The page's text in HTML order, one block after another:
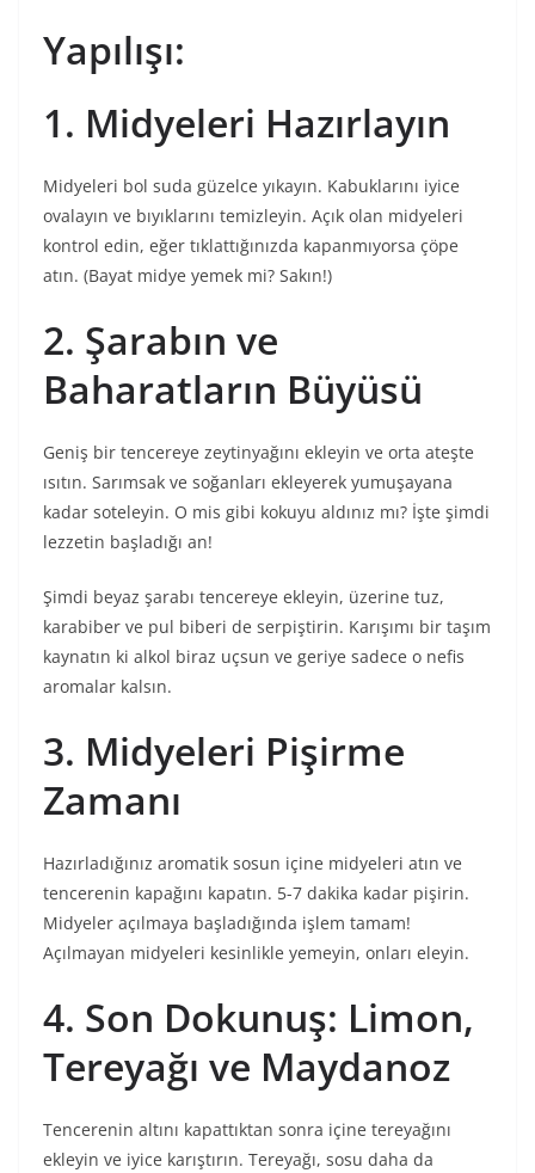
Yapılışı:
1. Midyeleri Hazırlayın
Midyeleri bol suda güzelce yıkayın. Kabuklarını iyice
ovalayın ve bıyıklarını temizleyin. Açık olan midyeleri
kontrol edin, eğer tıklattığınızda kapanmıyorsa çöpe
atın. (Bayat midye yemek mi? Sakın!)
2. Şarabın ve
Baharatların Büyüsü
Geniş bir tencereye zeytinyağını ekleyin ve orta ateşte
ısıtın. Sarımsak ve soğanları ekleyerek yumuşayana
kadar soteleyin. O mis gibi kokuyu aldınız mı? İşte şimdi
lezzetin başladığı an!
Şimdi beyaz şarabı tencereye ekleyin, üzerine tuz,
karabiber ve pul biberi de serpiştirin. Karışımı bir taşım
kaynatın ki alkol biraz uçsun ve geriye sadece o nefis
aromalar kalsın.
3. Midyeleri Pişirme
Zamanı
Hazırladığınız aromatik sosun içine midyeleri atın ve
tencerenin kapağını kapatın. 5-7 dakika kadar pişirin.
Midyeler açılmaya başladığında işlem tamam!
Açılmayan midyeleri kesinlikle yemeyin, onları eleyin.
4. Son Dokunuş: Limon,
Tereyağı ve Maydanoz
Tencerenin altını kapattıktan sonra içine tereyağını
ekleyin ve iyice karıştırın. Tereyağı, sosu daha da